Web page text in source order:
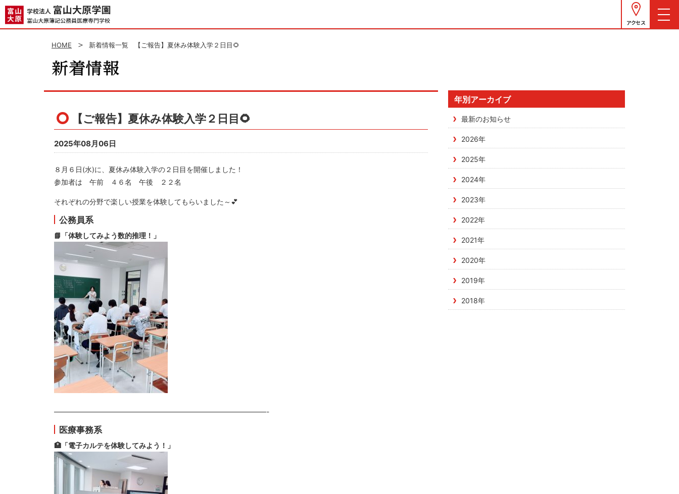
アクセス
HOME 新着情報一覧 【ご報告】夏休み体験入学２日目🌻
【ご報告】夏休み体験入学２日目🌻
2025年08月06日
８月６日(水)に、夏休み体験入学の２日目を開催しました！
参加者は 午前 ４６名 午後 ２２名
それぞれの分野で楽しい授業を体験してもらいました～💕
公務員系
📘「体験してみよう数的推理！」
——————————————————————————————-
医療事務系
🏥「電子カルテを体験してみよう！」
年別アーカイブ
最新のお知らせ
2026年
2025年
2024年
2023年
2022年
2021年
2020年
2019年
2018年